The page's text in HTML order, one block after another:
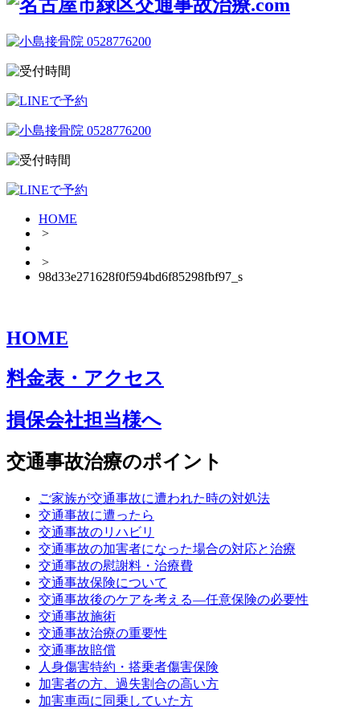
HOME
>
>
98d33e271628f0f594bd6f85298fbf97_s
HOME
料金表・アクセス
損保会社担当様へ
交通事故治療のポイント
ご家族が交通事故に遭われた時の対処法
交通事故に遭ったら
交通事故のリハビリ
交通事故の加害者になった場合の対応と治療
交通事故の慰謝料・治療費
交通事故保険について
交通事故後のケアを考える—任意保険の必要性
交通事故施術
交通事故治療の重要性
交通事故賠償
人身傷害特約・搭乗者傷害保険
加害者の方、過失割合の高い方
加害車両に同乗していた方